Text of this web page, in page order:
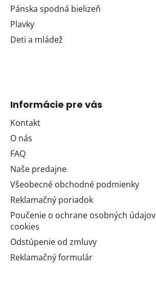
Pánska spodná bielizeň
Plavky
Deti a mládež
Informácie pre vás
Kontakt
O nás
FAQ
Naše predajne
Všeobecné obchodné podmienky
Reklamačný poriadok
Poučenie o ochrane osobných
cookies
Odstúpenie od zmluvy
Reklamačný formulár